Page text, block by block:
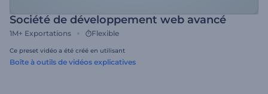
Société de développement web avancé
1M+ Exportations Flexible
Ce preset vidéo a été créé en utilisant
Boîte à outils de vidéos explicatives